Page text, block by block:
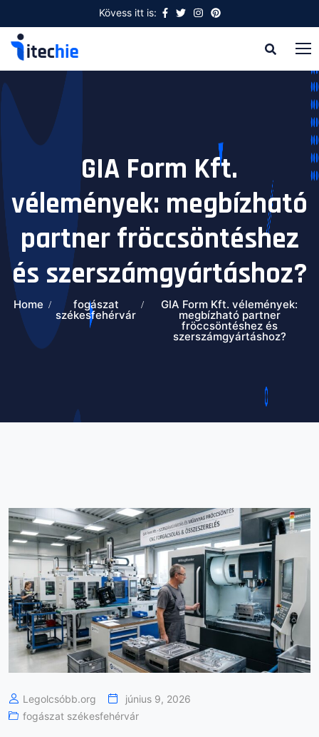
Kövess itt is:
GIA Form Kft.
vélemények: megbízható
partner fröccsöntéshez
és szerszámgyártáshoz?
Home fogászat
székesfehérvár
GIA Form Kft. vélemények:
megbízható partner
fröccsöntéshez és
szerszámgyártáshoz?
Legolcsóbb.org
június 9, 2026
fogászat székesfehérvár